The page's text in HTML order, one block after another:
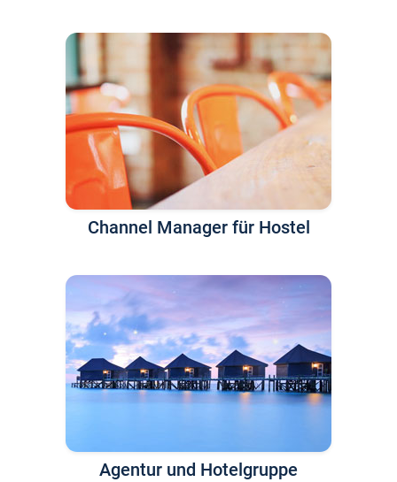
Channel Manager für Hostel
Agentur und Hotelgruppe